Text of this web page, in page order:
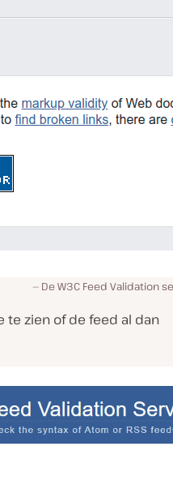
De W3C Feed Validation
te zien of de feed al dan